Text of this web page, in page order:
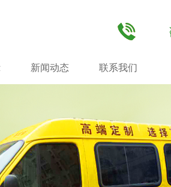
新闻动态 联系我们